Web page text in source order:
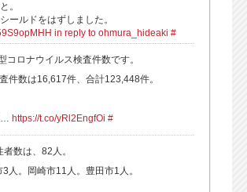
。
ールドをはずしました。
in reply to ohmura_hideaki #
ロナウイルス検査件数です。
件数は16,617件、合計123,448件。
… https://t.co/yRl2EngfOi #
数は、82人。
人。岡崎市11人。豊田市1人。